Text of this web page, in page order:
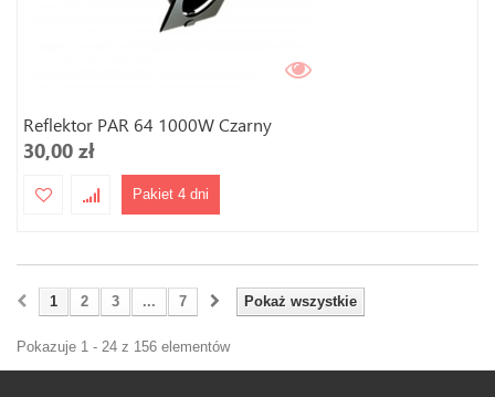
Reflektor PAR 64 1000W Czarny
30,00 zł
Pakiet 4 dni
Pokaż wszystkie
1 2 3 ... 7
Pokazuje 1 - 24 z 156 elementów